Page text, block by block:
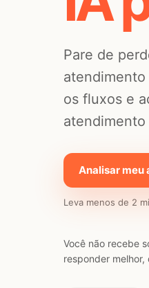
Pare de
os fluxos e
atendimento
Analisar meu
Leva menos de 2
Você não recebe
responder